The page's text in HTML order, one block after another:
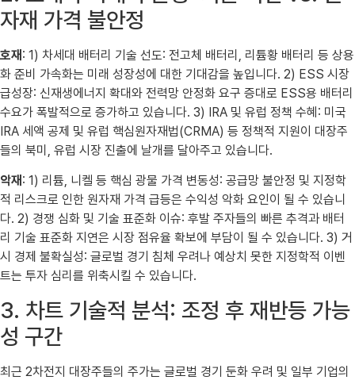
자재 가격 불안정
호재 : 1) 차세대 배터리 기술 선도: 전고체 배터리, 리튬황 배터리 등 상용
화 준비 가속화는 미래 성장성에 대한 기대감을 높입니다. 2) ESS 시장
급성장: 신재생에너지 확대와 전력망 안정화 요구 증대로 ESS용 배터리
수요가 폭발적으로 증가하고 있습니다. 3) IRA 및 유럽 정책 수혜: 미국
IRA 세액 공제 및 유럽 핵심원자재법(CRMA) 등 정책적 지원이 대장주
들의 북미, 유럽 시장 진출에 날개를 달아주고 있습니다.
악재 : 1) 리튬, 니켈 등 핵심 광물 가격 변동성: 공급망 불안정 및 지정학
적 리스크로 인한 원자재 가격 급등은 수익성 악화 요인이 될 수 있습니
다. 2) 경쟁 심화 및 기술 표준화 이슈: 후발 주자들의 빠른 추격과 배터
리 기술 표준화 지연은 시장 점유율 확보에 부담이 될 수 있습니다. 3) 거
시 경제 불확실성: 글로벌 경기 침체 우려나 예상치 못한 지정학적 이벤
트는 투자 심리를 위축시킬 수 있습니다.
3. 차트 기술적 분석: 조정 후 재반등 가능
성 구간
최근 2차전지 대장주들의 주가는 글로벌 경기 둔화 우려 및 일부 기업의